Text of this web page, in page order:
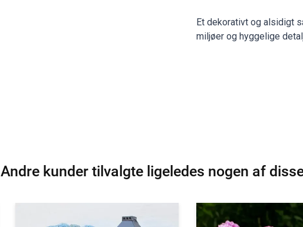
Et dekorativt og alsidigt
miljøer og hyggelige
Andre kunder tilvalgte ligeledes nogen af